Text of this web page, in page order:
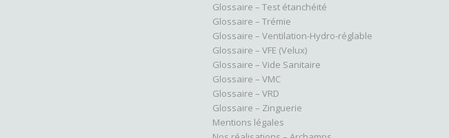
Glossaire – Test étanchéité
Glossaire – Trémie
Glossaire – Ventilation-Hydro-réglable
Glossaire – VFE (Velux)
Glossaire – Vide Sanitaire
Glossaire – VMC
Glossaire – VRD
Glossaire – Zinguerie
Mentions légales